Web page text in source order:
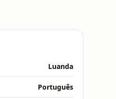
Luanda
Português